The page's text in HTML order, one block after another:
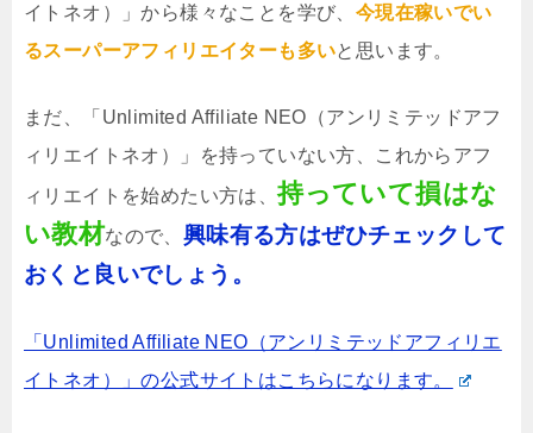
イトネオ）」から様々なことを学び、 今現在稼いでい
るスーパーアフィリエイターも多いと思います。
まだ、「Unlimited Affiliate NEO（アンリミテッドアフ
ィリエイトネオ）」を持っていない方、これからアフ
ィリエイトを始めたい方は、持っていて損はな
い教材なので、 興味有る方はぜひチェックして
おくと良いでしょう。
「Unlimited Affiliate NEO（アンリミテッドアフィリエ
イトネオ）」の公式サイトはこちらになります。